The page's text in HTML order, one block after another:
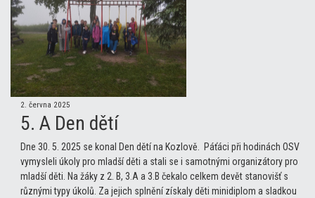
2. června 2025
5. A Den dětí
Dne 30. 5. 2025 se konal Den dětí na Kozlově. Páťáci při hodinách OSV
vymysleli úkoly pro mladší děti a stali se i samotnými organizátory pro
mladší děti. Na žáky z 2. B, 3.A a 3.B čekalo celkem devět stanovišť s
různými typy úkolů. Za jejich splnění získaly děti minidiplom a sladkou